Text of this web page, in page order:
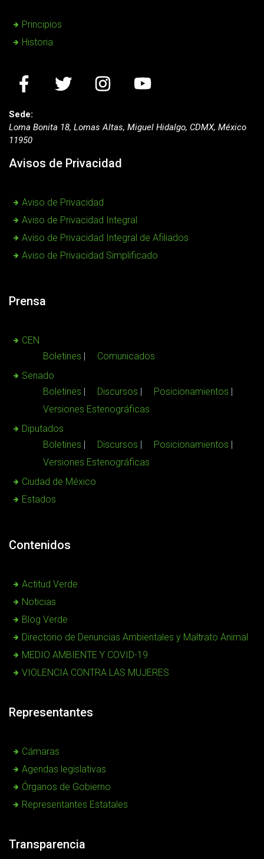
Principios
Historia
Sede:
Loma Bonita 18, Lomas Altas, Miguel Hidalgo, CDMX, México
11950
Avisos de Privacidad
Aviso de Privacidad
Aviso de Privacidad Integral
Aviso de Privacidad Integral de Afiliados
Aviso de Privacidad Simplificado
Prensa
CEN
Boletines
Comunicados
Senado
Boletines
Discursos
Posicionamientos
Versiones Estenográficas
Diputados
Boletines
Discursos
Posicionamientos
Versiones Estenográficas
Ciudad de México
Estados
Contenidos
Actitud Verde
Noticias
Blog Verde
Directorio de Denuncias Ambientales y Maltrato Animal
MEDIO AMBIENTE Y COVID-19
VIOLENCIA CONTRA LAS MUJERES
Representantes
Cámaras
Agendas legislativas
Órganos de Gobierno
Representantes Estatales
Transparencia